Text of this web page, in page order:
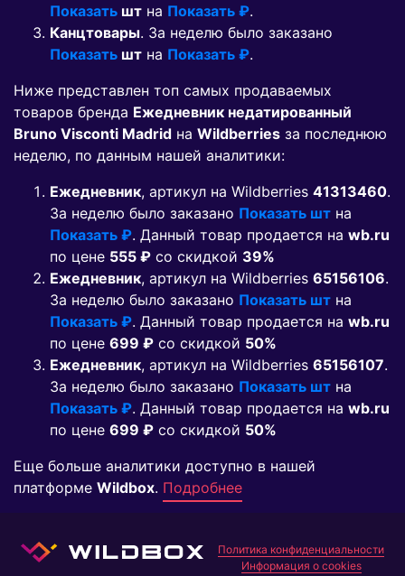
Показать шт на Показать ₽.
Канцтовары. За неделю было заказано
Показать шт на Показать ₽.
Ниже представлен топ самых продаваемых
товаров бренда Ежедневник недатированный
Bruno Visconti Madrid на Wildberries за последнюю
неделю, по данным нашей аналитики:
Ежедневник, артикул на Wildberries 41313460.
За неделю было заказано Показать шт на
Показать ₽. Данный товар продается на wb.ru
по цене 555 ₽ co скидкой 39%
Ежедневник, артикул на Wildberries 65156106.
За неделю было заказано Показать шт на
Показать ₽. Данный товар продается на wb.ru
по цене 699 ₽ co скидкой 50%
Ежедневник, артикул на Wildberries 65156107.
За неделю было заказано Показать шт на
Показать ₽. Данный товар продается на wb.ru
по цене 699 ₽ co скидкой 50%
Еще больше аналитики доступно в нашей
платформе Wildbox. Подробнее
Политика конфиденциальности
Информация о cookies